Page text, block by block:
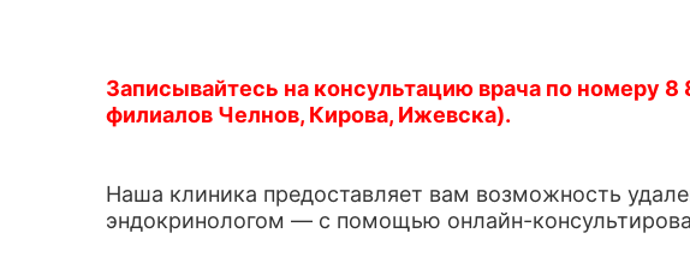
Записывайтесь на консультацию врача по номеру
филиалов Челнов, Кирова, Ижевска).
Наша клиника предоставляет вам возможность
эндокринологом — с помощью онлайн-